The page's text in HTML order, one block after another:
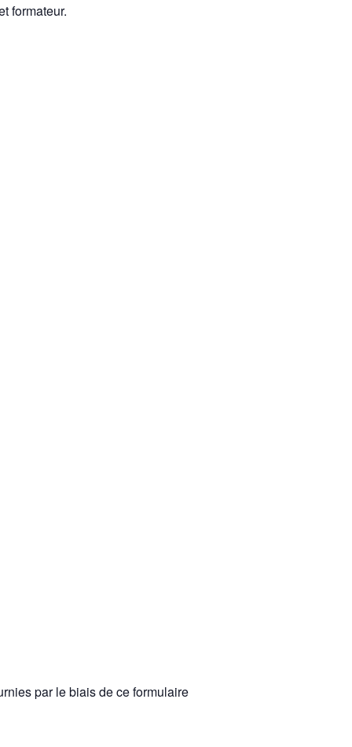
formateur.
par le biais de ce formulaire